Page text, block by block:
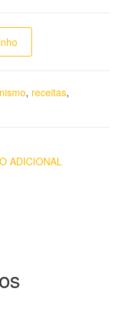
, receitas,
ADICIONAL